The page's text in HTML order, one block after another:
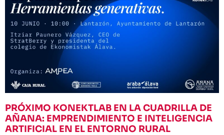
PRÓXIMO KONEKTLAB EN LA CUADRILLA DE
AÑANA: EMPRENDIMIENTO E INTELIGENCIA
ARTIFICIAL EN EL ENTORNO RURAL